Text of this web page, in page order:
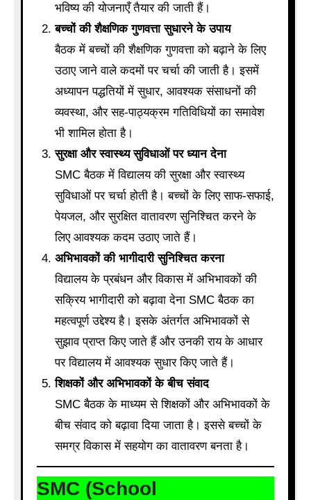
भविष्य की योजनाएँ तैयार की जाती हैं।
बच्चों की शैक्षणिक गुणवत्ता सुधारने के उपाय
बैठक में बच्चों की शैक्षणिक गुणवत्ता को बढ़ाने के लिए
उठाए जाने वाले कदमों पर चर्चा की जाती है। इसमें
अध्यापन पद्धतियों में सुधार, आवश्यक संसाधनों की
व्यवस्था, और सह-पाठ्यक्रम गतिविधियों का समावेश
भी शामिल होता है।
सुरक्षा और स्वास्थ्य सुविधाओं पर ध्यान देना
SMC बैठक में विद्यालय की सुरक्षा और स्वास्थ्य
सुविधाओं पर चर्चा होती है। बच्चों के लिए साफ-सफाई,
पेयजल, और सुरक्षित वातावरण सुनिश्चित करने के
लिए आवश्यक कदम उठाए जाते हैं।
अभिभावकों की भागीदारी सुनिश्चित करना
विद्यालय के प्रबंधन और विकास में अभिभावकों की
सक्रिय भागीदारी को बढ़ावा देना SMC बैठक का
महत्वपूर्ण उद्देश्य है। इसके अंतर्गत अभिभावकों से
सुझाव प्राप्त किए जाते हैं और उनकी राय के आधार
पर विद्यालय में आवश्यक सुधार किए जाते हैं।
शिक्षकों और अभिभावकों के बीच संवाद
SMC बैठक के माध्यम से शिक्षकों और अभिभावकों के
बीच संवाद को बढ़ावा दिया जाता है। इससे बच्चों के
समग्र विकास में सहयोग का वातावरण बनता है।
SMC (School